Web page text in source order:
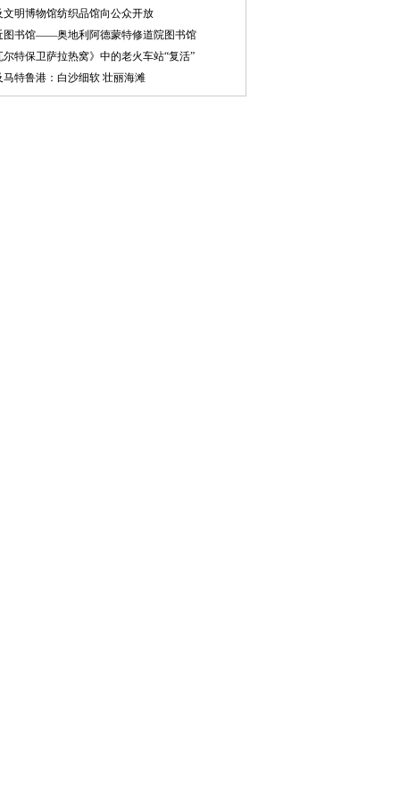
文明博物馆纺织品馆向公众开放
图书馆——奥地利阿德蒙特修道院图书馆
尔特保卫萨拉热窝》中的老火车站“复活”
马特鲁港：白沙细软 壮丽海滩